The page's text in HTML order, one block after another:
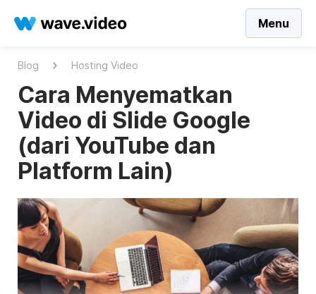
Menu
Blog Hosting Video
Cara Menyematkan
Video di Slide Google
(dari YouTube dan
Platform Lain)